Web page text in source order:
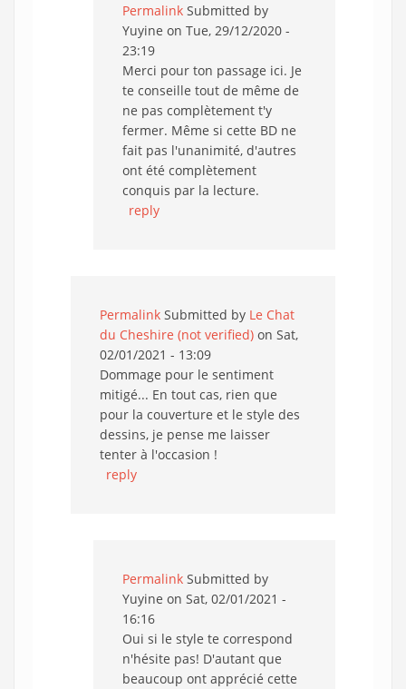
Permalink Submitted by
Yuyine on Tue, 29/12/2020 -
23:19
Merci pour ton passage ici. Je
te conseille tout de même de
ne pas complètement t'y
fermer. Même si cette BD ne
fait pas l'unanimité, d'autres
ont été complètement
conquis par la lecture.
reply
Permalink Submitted by Le Chat
du Cheshire (not verified) on Sat,
02/01/2021 - 13:09
Dommage pour le sentiment
mitigé... En tout cas, rien que
pour la couverture et le style des
dessins, je pense me laisser
tenter à l'occasion !
reply
Permalink Submitted by
Yuyine on Sat, 02/01/2021 -
16:16
Oui si le style te correspond
n'hésite pas! D'autant que
beaucoup ont apprécié cette